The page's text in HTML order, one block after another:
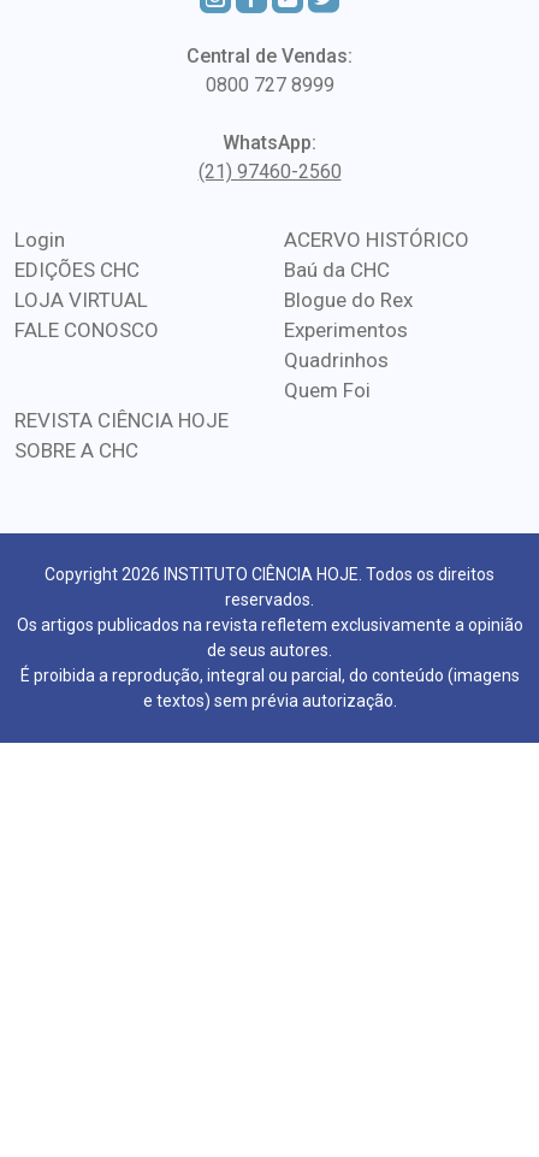
Central de Vendas:
0800 727 8999
WhatsApp:
(21) 97460-2560
Login
EDIÇÕES CHC
LOJA VIRTUAL
FALE CONOSCO
ACERVO HISTÓRICO
Baú da CHC
Blogue do Rex
Experimentos
Quadrinhos
Quem Foi
REVISTA CIÊNCIA HOJE
SOBRE A CHC
Copyright 2026 INSTITUTO CIÊNCIA HOJE. Todos os direitos
reservados.
Os artigos publicados na revista refletem exclusivamente a opinião
de seus autores.
É proibida a reprodução, integral ou parcial, do conteúdo (imagens
e textos) sem prévia autorização.